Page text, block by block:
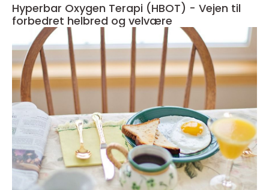
Hyperbar Oxygen Terapi (HBOT) - Vejen til
forbedret helbred og velvære